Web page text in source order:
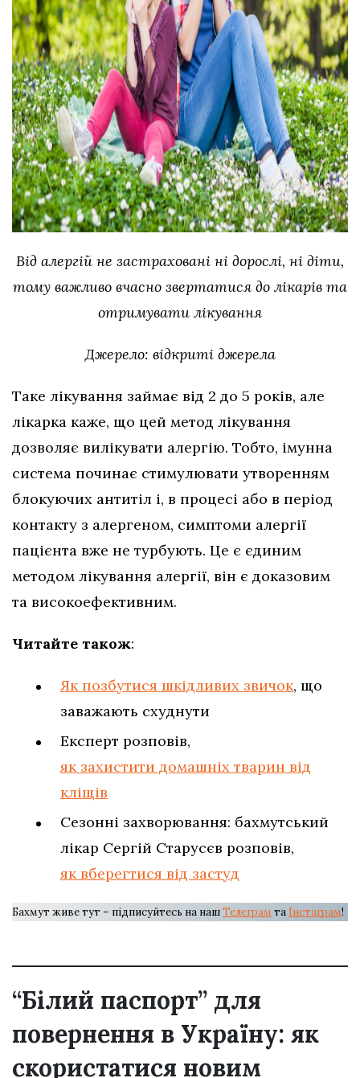
Від алергій не застраховані ні дорослі, ні діти,
тому важливо вчасно звертатися до лікарів та
отримувати лікування
Джерело: відкриті джерела
Таке лікування займає від 2 до 5 років, але
лікарка каже, що цей метод лікування
дозволяє вилікувати алергію. Тобто, імунна
система починає стимулювати утворенням
блокуючих антитіл і, в процесі або в період
контакту з алергеном, симптоми алергії
пацієнта вже не турбують. Це є єдиним
методом лікування алергії, він є доказовим
та високоефективним.
Читайте також:
Як позбутися шкідливих звичок, що
заважають схуднути
Експерт розповів,
як захистити домашніх тварин від
кліщів
Сезонні захворювання: бахмутський
лікар Сергій Старусєв розповів,
як вберегтися від застуд
Бахмут живе тут – підписуйтесь на нашТелеграм та Інстаграм!
“Білий паспорт” для
повернення в Україну: як
скористатися новим